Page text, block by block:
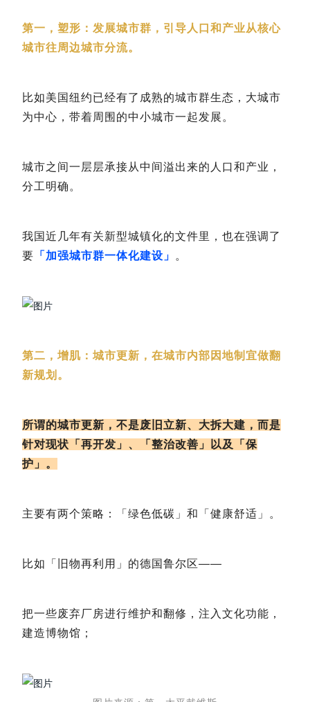
第一，塑形：发展城市群，引导人口和产业从核心
城市往周边城市分流。
比如美国纽约已经有了成熟的城市群生态，大城市
为中心，带着周围的中小城市一起发展。
城市之间一层层承接从中间溢出来的人口和产业，
分工明确。
我国近几年有关新型城镇化的文件里，也在强调了
要 「 加强城市群一体化建设 」 。
第二，增肌：城市更新，在城市内部因地制宜做翻
新规划。
所谓的城市更新，不是废旧立新、大拆大建，而是
针对现状「再开发」、「整治改善」以及「保
护」。
主要有两个策略：「绿色低碳」和「健康舒适」。
比如「旧物再利用」的德国鲁尔区——
把一些废弃厂房进行维护和翻修，注入文化功能，
建造博物馆；